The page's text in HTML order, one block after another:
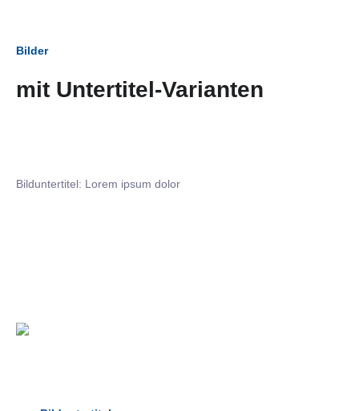
Bilder
mit Untertitel-Varianten
Bilduntertitel: Lorem ipsum dolor